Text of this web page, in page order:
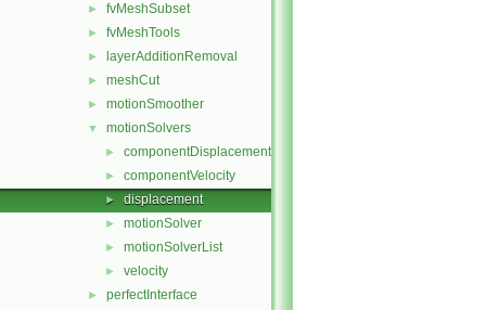
► fvMeshSubset
► fvMeshTools
► layerAdditionRemoval
► meshCut
► motionSmoother
▼ motionSolvers
► componentDisplacement
► componentVelocity
► displacement
► motionSolver
► motionSolverList
► velocity
► perfectInterface